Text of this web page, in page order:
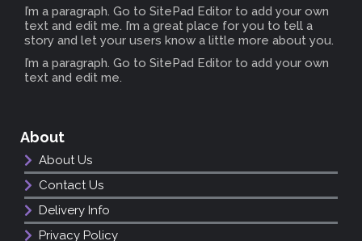
I’m a paragraph. Go to SitePad Editor to add your own
text and edit me. I’m a great place for you to tell a
story and let your users know a little more about you.
I’m a paragraph. Go to SitePad Editor to add your own
text and edit me.
About
About Us
Contact Us
Delivery Info
Privacy Policy